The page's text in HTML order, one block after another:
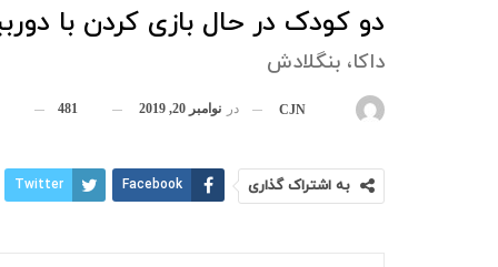
دو کودک در حال بازی کردن با
داکا، بنگلادش
CJN در نوامبر 20, 2019 481
به اشتراک گذاری Facebook
Twitter